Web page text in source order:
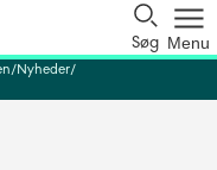
Søg Menu
Nyheder